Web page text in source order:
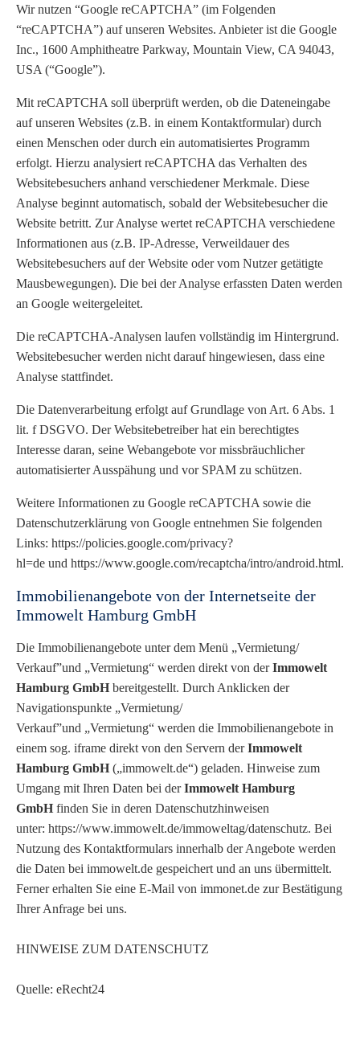
Wir nutzen “Google reCAPTCHA” (im Folgenden
“reCAPTCHA”) auf unseren Websites. Anbieter ist die Google
Inc., 1600 Amphitheatre Parkway, Mountain View, CA 94043,
USA (“Google”).
Mit reCAPTCHA soll überprüft werden, ob die Dateneingabe
auf unseren Websites (z.B. in einem Kontaktformular) durch
einen Menschen oder durch ein automatisiertes Programm
erfolgt. Hierzu analysiert reCAPTCHA das Verhalten des
Websitebesuchers anhand verschiedener Merkmale. Diese
Analyse beginnt automatisch, sobald der Websitebesucher die
Website betritt. Zur Analyse wertet reCAPTCHA verschiedene
Informationen aus (z.B. IP-Adresse, Verweildauer des
Websitebesuchers auf der Website oder vom Nutzer getätigte
Mausbewegungen). Die bei der Analyse erfassten Daten werden
an Google weitergeleitet.
Die reCAPTCHA-Analysen laufen vollständig im Hintergrund.
Websitebesucher werden nicht darauf hingewiesen, dass eine
Analyse stattfindet.
Die Datenverarbeitung erfolgt auf Grundlage von Art. 6 Abs. 1
lit. f DSGVO. Der Websitebetreiber hat ein berechtigtes
Interesse daran, seine Webangebote vor missbräuchlicher
automatisierter Ausspähung und vor SPAM zu schützen.
Weitere Informationen zu Google reCAPTCHA sowie die
Datenschutzerklärung von Google entnehmen Sie folgenden
Links: https://policies.google.com/privacy?
hl=de und https://www.google.com/recaptcha/intro/android.html.
Immobilienangebote von der Internetseite der
Immowelt Hamburg GmbH
Die Immobilienangebote unter dem Menü „Vermietung/
Verkauf”und „Vermietung“ werden direkt von derImmowelt
Hamburg GmbH bereitgestellt. Durch Anklicken der
Navigationspunkte „Vermietung/
Verkauf”und „Vermietung“ werden die Immobilienangebote in
einem sog. iframe direkt von den Servern derImmowelt
Hamburg GmbH („immowelt.de“) geladen. Hinweise zum
Umgang mit Ihren Daten bei derImmowelt Hamburg
GmbH finden Sie in deren Datenschutzhinweisen
unter: https://www.immowelt.de/immoweltag/datenschutz. Bei
Nutzung des Kontaktformulars innerhalb der Angebote werden
die Daten bei immowelt.de gespeichert und an uns übermittelt.
Ferner erhalten Sie eine E-Mail von immonet.de zur Bestätigung
Ihrer Anfrage bei uns.
HINWEISE ZUM DATENSCHUTZ
Quelle: eRecht24